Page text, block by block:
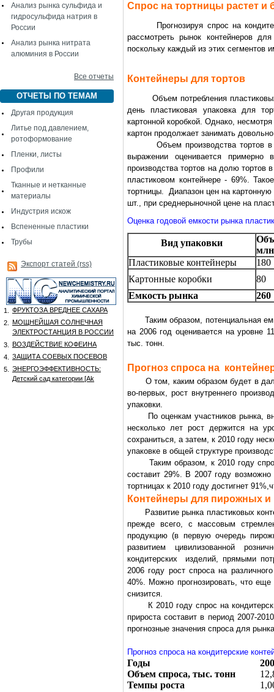
Анализ рынка сульфида и
гидросульфида натрия в
России
Анализ рынка нитрата
алюминия в России
Все отчеты
ОТЧЕТЫ ПО ТЕМАМ
Другая продукция
Литье под давлением,
ротоформование
Пленки, листы
Профили
Тканные и нетканные
материалы
Индустрия искож
Вспененные пластики
Трубы
Экспорт статей (rss)
1.
ФРУКТОЗА ВРЕДНЕЕ САХАРА
2.
МОЩНЕЙШАЯ СОЛНЕЧНАЯ
ЭЛЕКТРОСТАНЦИЯ В РОССИИ
3.
ВОЗДЕЙСТВИЕ КОФЕИНА
4.
ЗАЩИТА СОЕВЫХ ПОСЕВОВ
5.
ЭНЕРГОЭФФЕКТИВНОСТЬ:
Детский сад категории [Аk
Спрос на тортницы растет и
Прогнозируя спрос на
рассмотреть рынок контейнеров
поскольку каждый из этих сегментов
Контейнеры для тортов
Объем потребления пластиковых
день пластиковая упаковка для
картонной коробкой. Однако,
картон продолжает занимать
Объем производства тортов в
выражении оценивается
производства тортов на долю тортов
пластиковом контейнере - 69%.
тортницы. Диапазон цен на картонную
шт., при среднерыночной цене на
Оценка годовой емкости рынка
Вид упаковки
Пластиковые контейнеры
180
Картонные коробки
80
Емкость рынка
260
Таким образом, потенциальная
на 2006 год оценивается на уровне
тыс. тонн.
Прогноз спроса на
О том, каким образом будет в
во-первых, рост внутреннего
упаковки.
По оценкам участников рынка,
несколько лет рост держится на
сохраниться, а затем, к 2010 году
упаковке в общей структуре
Таким образом, к 2010 году
составит 29%. В 2007 году
тортницах к 2010 году достигнет
Контейнеры для пирожных и
Развитие рынка пластиковых
прежде всего, с массовым
продукцию (в первую очередь
развитием цивилизованной
кондитерских изделий, прямыми
2006 году рост спроса на
40%. Можно прогнозировать, что еще
снизится.
К 2010 году спрос на
прироста составит в период 2007-
прогнозные значения спроса для
Прогноз спроса на кондитерские
Годы
Объем спроса, тыс. тонн
Темпы роста